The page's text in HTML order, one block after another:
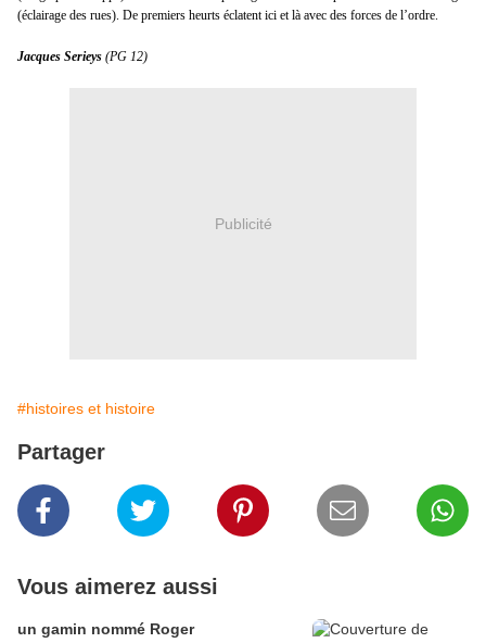
(éclairage des rues). De premiers heurts éclatent ici et là avec des forces de l’ordre.
Jacques Serieys (PG 12)
Publicité
#histoires et histoire
Partager
Vous aimerez aussi
un gamin nommé Roger